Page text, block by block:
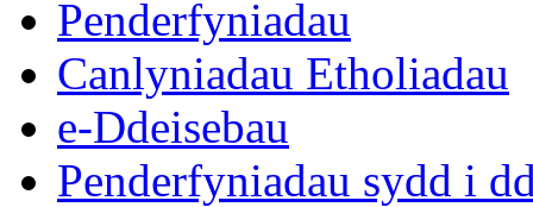
Penderfyniadau
Canlyniadau Etholiadau
e-Ddeisebau
Penderfyniadau sydd i